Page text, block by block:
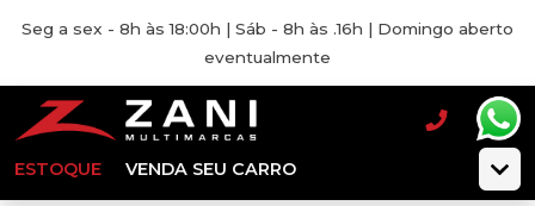
Seg a sex - 8h às 18:00h | Sáb - 8h às .16h | Domingo aberto
eventualmente
ESTOQUE VENDA SEU CARRO